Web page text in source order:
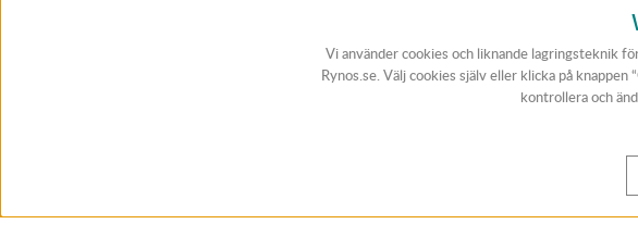
Vi använder cookies och liknande lagringsteknik
Rynos.se. Välj cookies själv eller klicka på
kontrollera och